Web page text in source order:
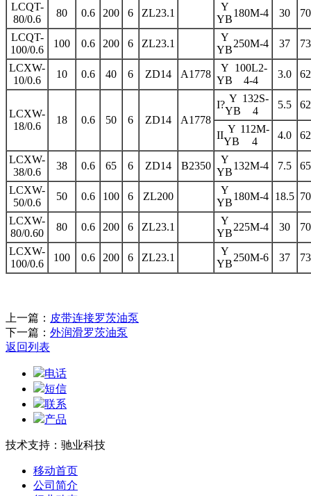
LCQT-
80/0.6
80 0.6 200 6 ZL23.1
Y
180M-4
YB
30 70
LCQT-
100/0.6
100 0.6 200 6 ZL23.1
Y
250M-4
YB
37 73
LCXW-
10/0.6
10 0.6 40 6 ZD14 A1778
Y 100L2-
4-4
YB
3.0 62
LCXW-
18/0.6
18 0.6 50 6 ZD14 A1778
I?
Y 132S-
4
YB
5.5 62
II
Y 112M-
4
YB
4.0 62
LCXW-
38/0.6
38 0.6 65 6 ZD14 B2350
Y
132M-4
YB
7.5 65
LCXW-
50/0.6
50 0.6 100 6 ZL200
Y
180M-4
YB
18.5 70
LCXW-
80/0.60
80 0.6 200 6 ZL23.1
Y
225M-4
YB
30 70
LCXW-
100/0.6
100 0.6 200 6 ZL23.1
Y
250M-6
YB
37 73
上一篇： 皮带连接罗茨油泵
下一篇： 外润滑罗茨油泵
返回列表
电话
短信
联系
产品
技术支持：驰业科技
移动首页
公司简介